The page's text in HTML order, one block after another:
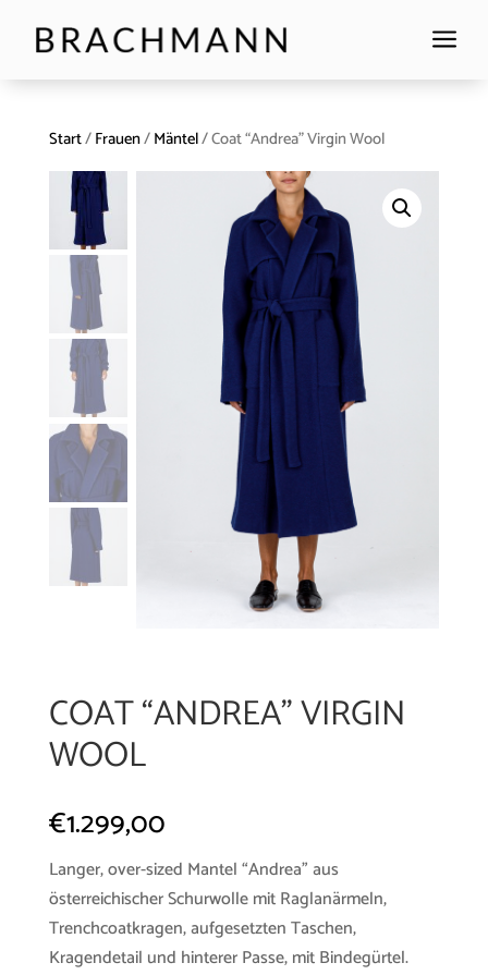
a
Start/Frauen/Mäntel/ Coat “Andrea” Virgin Wool
COAT “ANDREA” VIRGIN
WOOL
€1.299,00
Langer, over-sized Mantel “Andrea” aus
österreichischer Schurwolle mit Raglanärmeln,
Trenchcoatkragen, aufgesetzten Taschen,
Kragendetail und hinterer Passe, mit Bindegürtel.